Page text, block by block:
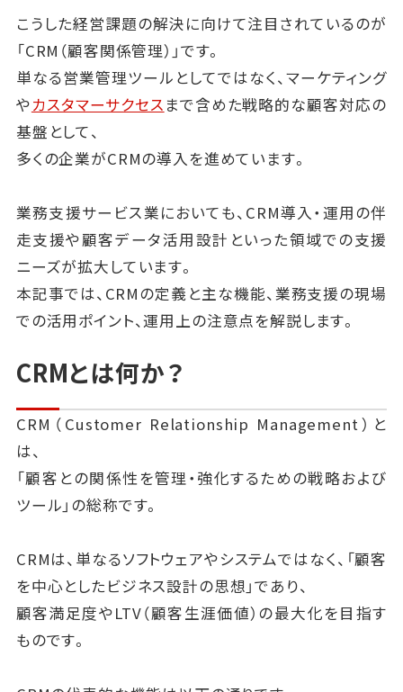
こうした経営課題の解決に向けて注目されているのが
「CRM（顧客関係管理）」です。
単なる営業管理ツールとしてではなく、マーケティング
やカスタマーサクセス まで含めた戦略的な顧客対応の
基盤として、
多くの企業がCRMの導入を進めています。
業務支援サービス業においても、CRM導入・運用の伴
走支援や顧客データ活用設計といった領域での支援
ニーズが拡大しています。
本記事では、CRMの定義と主な機能、業務支援の現場
での活用ポイント、運用上の注意点を解説します。
CRMとは何か？
CRM（Customer Relationship Management）と
は、
「顧客との関係性を管理・強化するための戦略および
ツール」の総称です。
CRMは、単なるソフトウェアやシステムではなく、「顧客
を中心としたビジネス設計の思想」であり、
顧客満足度やLTV（顧客生涯価値）の最大化を目指す
ものです。